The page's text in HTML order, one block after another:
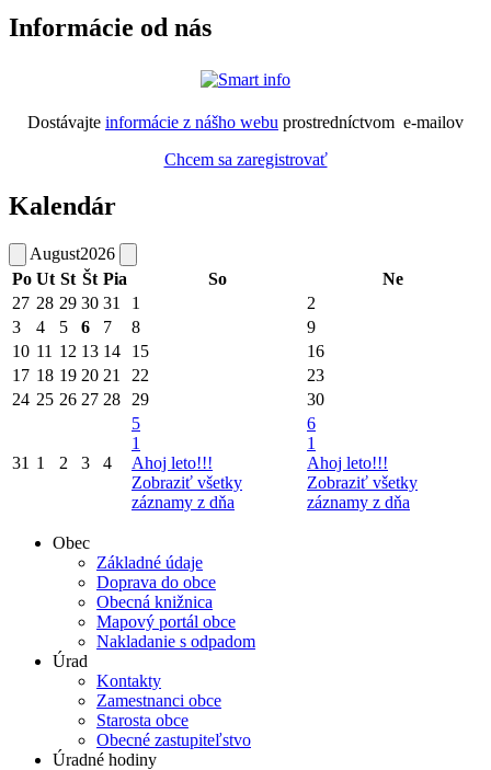
Informácie od nás
Dostávajte informácie z nášho webu prostredníctvom e-mailov
Chcem sa zaregistrovať
Kalendár
August2026
Po Ut St Št Pia So
Ne
27 28 29 30 31 1
2
3
4 5 6 7 8
9
10 11 12 13 14 15
16
17 18 19 20 21 22
23
24 25 26 27 28 29 30
31 1 2 3 4
5
1
Ahoj leto!!!
Zobraziť všetky
záznamy z dňa
6
1
Ahoj leto!!!
Zobraziť všetky
záznamy z dňa
Obec
Základné údaje
Doprava do obce
Obecná knižnica
Mapový portál obce
Nakladanie s odpadom
Úrad
Kontakty
Zamestnanci obce
Starosta obce
Obecné zastupiteľstvo
Úradné hodiny